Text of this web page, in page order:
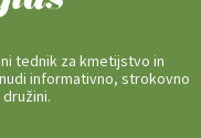
tednik za kmetijstvo in
informativno, strokovno